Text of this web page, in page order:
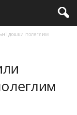
дошки полеглим